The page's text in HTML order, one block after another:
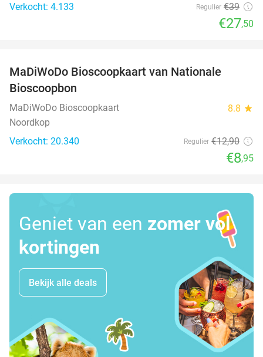
Verkocht: 4.133
Regulier €39
€27,50
MaDiWoDo Bioscoopkaart van Nationale
Bioscoopbon
MaDiWoDo Bioscoopkaart 8.8 star
Noordkop
Verkocht: 20.340
Regulier €12,90
€8,95
Geniet van een zomer vol
kortingen
Bekijk alle deals